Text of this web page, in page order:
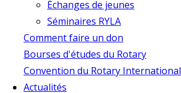
Échanges de jeunes
Séminaires RYLA
Comment faire un don
Bourses d'études du Rotary
Convention du Rotary International
Actualités